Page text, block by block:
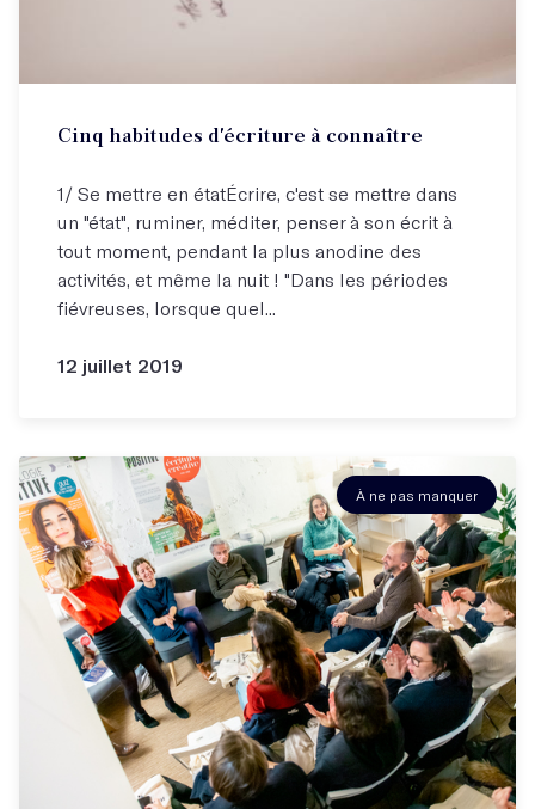
Cinq habitudes d'écriture à connaître
1/ Se mettre en étatÉcrire, c'est se mettre dans
un "état", ruminer, méditer, penser à son écrit à
tout moment, pendant la plus anodine des
activités, et même la nuit ! "Dans les périodes
fiévreuses, lorsque quel...
12 juillet 2019
À ne pas manquer